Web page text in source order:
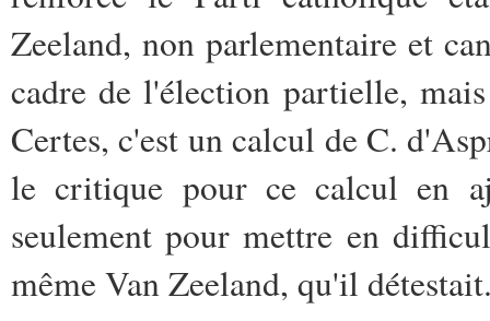
Zeeland, non parlementaire et
cadre de l'élection partielle,
Certes, c'est un calcul de C.
le critique pour ce calcul en
seulement pour mettre en
même Van Zeeland, qu'il